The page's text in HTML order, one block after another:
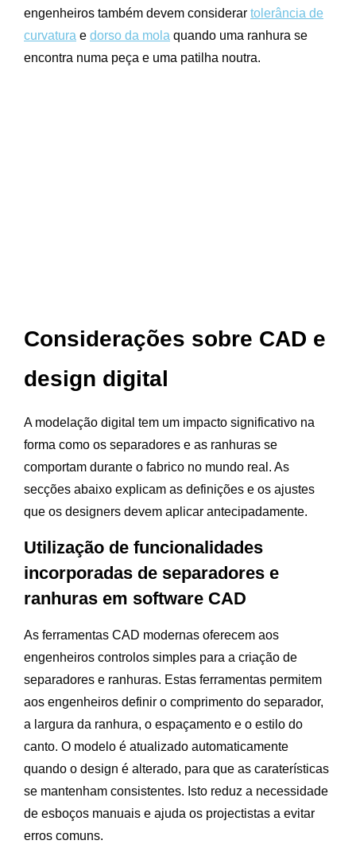
engenheiros também devem considerar tolerância de
curvatura e dorso da mola quando uma ranhura se
encontra numa peça e uma patilha noutra.
Considerações sobre CAD e
design digital
A modelação digital tem um impacto significativo na
forma como os separadores e as ranhuras se
comportam durante o fabrico no mundo real. As
secções abaixo explicam as definições e os ajustes
que os designers devem aplicar antecipadamente.
Utilização de funcionalidades
incorporadas de separadores e
ranhuras em software CAD
As ferramentas CAD modernas oferecem aos
engenheiros controlos simples para a criação de
separadores e ranhuras. Estas ferramentas permitem
aos engenheiros definir o comprimento do separador,
a largura da ranhura, o espaçamento e o estilo do
canto. O modelo é atualizado automaticamente
quando o design é alterado, para que as caraterísticas
se mantenham consistentes. Isto reduz a necessidade
de esboços manuais e ajuda os projectistas a evitar
erros comuns.